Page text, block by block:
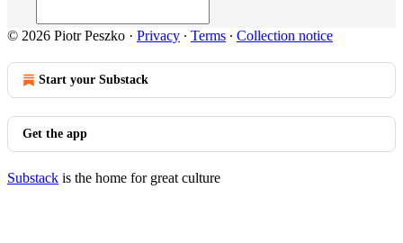
© 2026 Piotr Peszko · Privacy ∙ Terms ∙ Collection notice
Start your Substack
Get the app
Substack is the home for great culture